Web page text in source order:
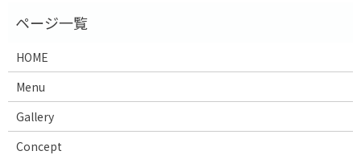
HOME
Menu
Gallery
Concept